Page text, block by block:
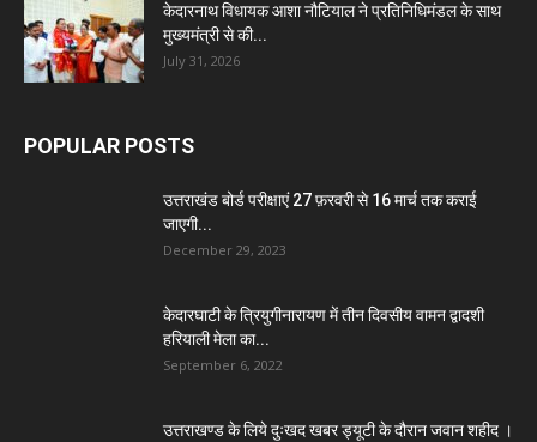
केदारनाथ विधायक आशा नौटियाल ने प्रतिनिधिमंडल के साथ
मुख्यमंत्री से की...
July 31, 2026
POPULAR POSTS
उत्तराखंड बोर्ड परीक्षाएं 27 फ़रवरी से 16 मार्च तक कराई
जाएगी...
December 29, 2023
केदारघाटी के त्रियुगीनारायण में तीन दिवसीय वामन द्वादशी
हरियाली मेला का...
September 6, 2022
उत्तराखण्ड के लिये दुःखद खबर ड्यूटी के दौरान जवान शहीद ।